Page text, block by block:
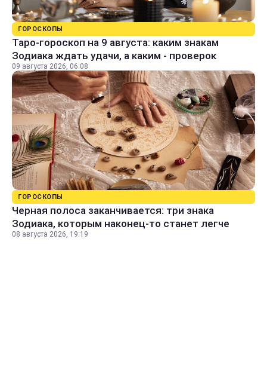
ГОРОСКОПЫ
Таро-гороскоп на 9 августа: каким знакам
Зодиака ждать удачи, а каким - проверок
09 августа 2026, 06:08
ГОРОСКОПЫ
Черная полоса заканчивается: три знака
Зодиака, которым наконец-то станет легче
08 августа 2026, 19:19